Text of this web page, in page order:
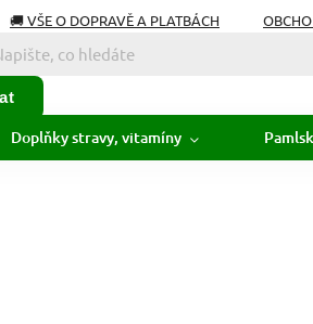
🚚 VŠE O DOPRAVĚ A PLATBÁCH
POJMŮ
Doplňky stravy, vitamíny